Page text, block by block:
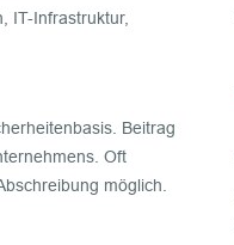
IT-Infrastruktur,
Beitrag
Oft
möglich.